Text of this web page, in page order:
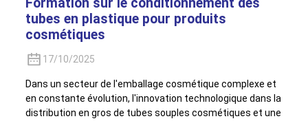
Formation sur le conditionnement des
tubes en plastique pour produits
cosmétiques
17/10/2025
Dans un secteur de l'emballage cosmétique complexe et
en constante évolution, l'innovation technologique dans la
distribution en gros de tubes souples cosmétiques et une